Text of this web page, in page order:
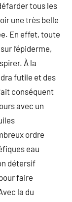
tous les
une très belle
En effet, toute
l’épiderme,
À la
futile et des
conséquent
avec un
ordre
eau
détersif
faire
la du